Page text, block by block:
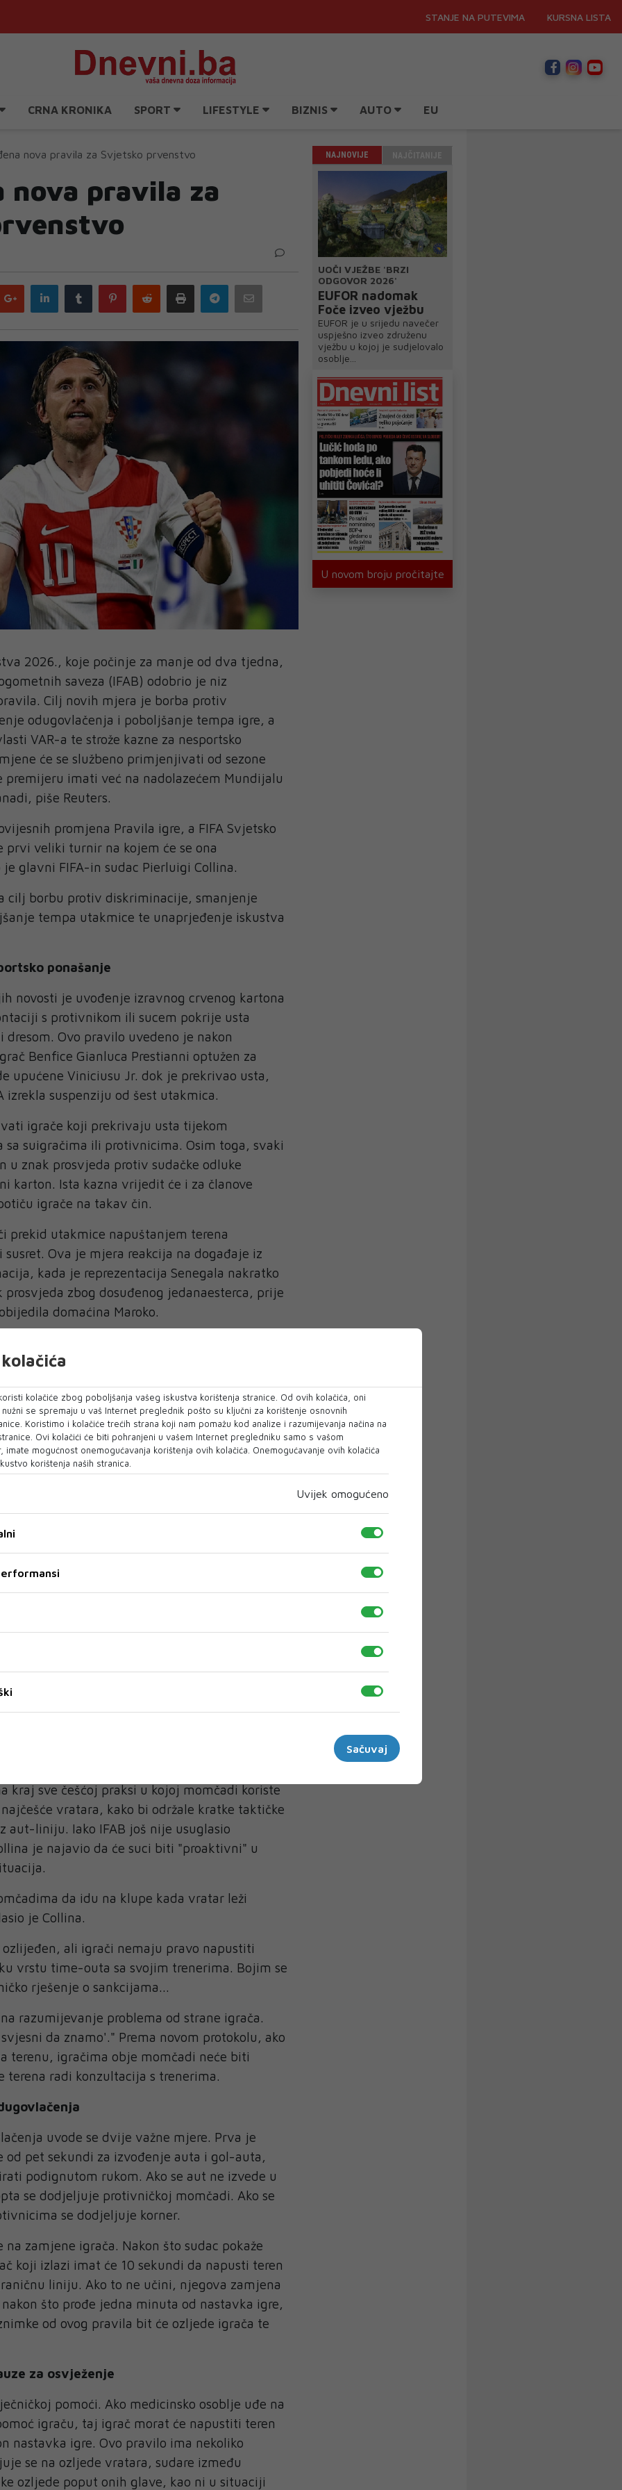
STANJE NA PUTEVIMA KURSNA LISTA
CRNA KRONIKA SPORT LIFESTYLE BIZNIS AUTO EU
nova pravila za Svjetsko prvenstvo
nova pravila za
Google
plus
LinkedIn Tumblr PinterestReddit Print Telegram
2026., koje počinje za manje od dva tjedna,
saveza (IFAB) odobrio je niz
Cilj novih mjera je borba protiv
odugovlačenja i poboljšanje tempa igre, a
VAR-a te strože kazne za nesportsko
će se službeno primjenjivati od sezone
premijeru imati već na nadolazećem Mundijalu
piše Reuters.
promjena Pravila igre, a FIFA Svjetsko
prvi veliki turnir na kojem će se ona
glavni FIFA-in sudac Pierluigi Collina.
cilj borbu protiv diskriminacije, smanjenje
tempa utakmice te unaprjeđenje iskustva
ponašanje
novosti je uvođenje izravnog crvenog kartona
s protivnikom ili sucem pokrije usta
Ovo pravilo uvedeno je nakon
Benfice Gianluca Prestianni optužen za
upućene Viniciusu Jr. dok je prekrivao usta,
izrekla suspenziju od šest utakmica.
igrače koji prekrivaju usta tijekom
sa suigračima ili protivnicima. Osim toga, svaki
u znak prosvjeda protiv sudačke odluke
karton. Ista kazna vrijedit će i za članove
igrače na takav čin.
prekid utakmice napuštanjem terena
Ova je mjera reakcija na događaje iz
kada je reprezentacija Senegala nakratko
prosvjeda zbog dosuđenog jedanaesterca, prije
domaćina Maroko.
na FIFA-inim natjecanjima 2017. godine,
na FIFA natjecanjima 2017., na Kupu
prvenstva u Rusiji 2018.", rekao je
vrijeme da preispitamo protokol koji je
ograničeno iskustvo."
VAR će moći intervenirati i kod pogrešno
kartona, u situacijama pogrešnog identiteta
kornera. Službene osobe moći će
neopravdano pokazan drugi žuti karton,
sucu da ga pokaže ako to nije učinio na terenu.
koristit će se samo za ispravljanje očitih
nastavak igre. Uz to, VAR će moći
počinjen prije izvođenja prekida, primjerice
sudac će nakon pregleda snimke moći
a prekid će se ponoviti.
oute"
kraj sve češćoj praksi u kojoj momčadi koriste
vratara, kako bi održale kratke taktičke
aut-liniju. Iako IFAB još nije usuglasio
je najavio da će suci biti "proaktivni" u
da idu na klupe kada vratar leži
je Collina.
ali igrači nemaju pravo napustiti
vrstu time-outa sa svojim trenerima. Bojim se
rješenje o sankcijama...
razumijevanje problema od strane igrača.
da znamo'." Prema novom protokolu, ako
terenu, igračima obje momčadi neće biti
terena radi konzultacija s trenerima.
uvode se dvije važne mjere. Prva je
od pet sekundi za izvođenje auta i gol-auta,
podignutom rukom. Ako se aut ne izvede u
se dodjeljuje protivničkoj momčadi. Ako se
se dodjeljuje korner.
na zamjene igrača. Nakon što sudac pokaže
koji izlazi imat će 10 sekundi da napusti teren
liniju. Ako to ne učini, njegova zamjena
što prođe jedna minuta od nastavka igre,
od ovog pravila bit će ozljede igrača te
za osvježenje
pomoći. Ako medicinsko osoblje uđe na
igraču, taj igrač morat će napustiti teren
nastavka igre. Ovo pravilo ima nekoliko
se na ozljede vratara, sudare između
ozljede poput onih glave, kao ni u situaciji
NAJNOVIJE
UOČI VJEŽBE 'BRZI
ODGOVOR 2026'
EUFOR nadomak
Foče izveo vježbu
EUFOR je u srijedu navečer
uspješno izveo združenu
vježbu u kojoj je sudjelovalo
osoblje...
U novom broju pročitajte
kolačiće zbog poboljšanja vašeg iskustva korištenja stranice. Od ovih kolačića, oni
se spremaju u vaš Internet preglednik pošto su ključni za korištenje osnovnih
Koristimo i kolačiće trećih strana koji nam pomažu kod analize i razumijevanja načina na
Ovi kolačići će biti pohranjeni u vašem Internet pregledniku samo s vašom
imate mogućnost onemogućavanja korištenja ovih kolačića. Onemogućavanje ovih kolačića
korištenja naših stranica.
Uvijek omogućeno
Sačuvaj